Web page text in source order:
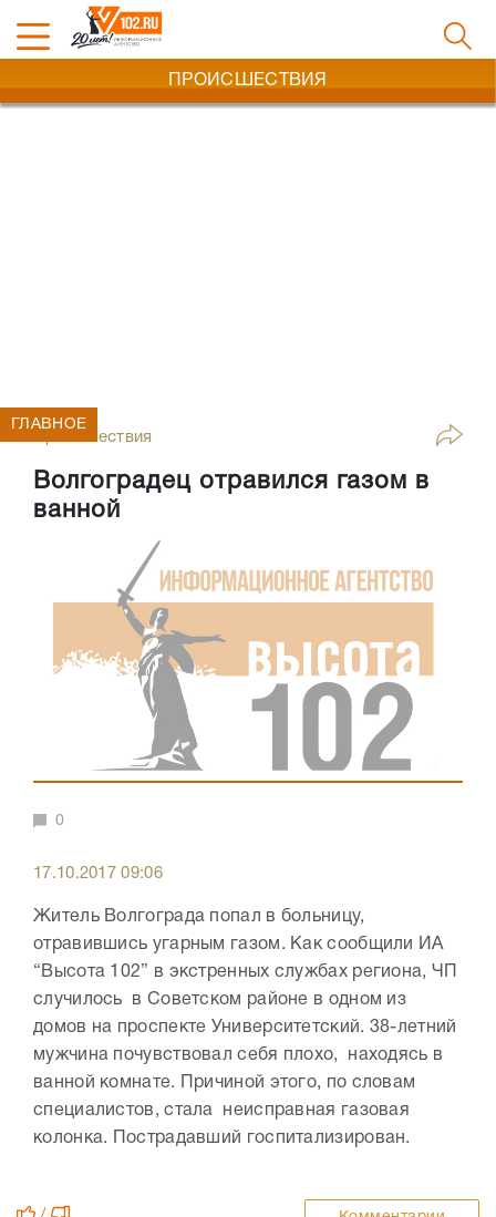
ПРОИСШЕСТВИЯ
Происшествия
Волгоградец отравился газом в
ванной
ГЛАВНОЕ
0
17.10.2017 09:06
Житель Волгограда попал в больницу,
отравившись угарным газом. Как сообщили ИА
“Высота 102” в экстренных службах региона, ЧП
случилось в Советском районе в одном из
домов на проспекте Университетский. 38-летний
мужчина почувствовал себя плохо, находясь в
ванной комнате. Причиной этого, по словам
специалистов, стала неисправная газовая
колонка. Пострадавший госпитализирован.